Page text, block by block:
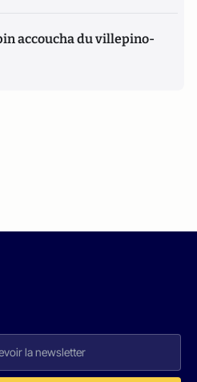
accoucha du villepino-